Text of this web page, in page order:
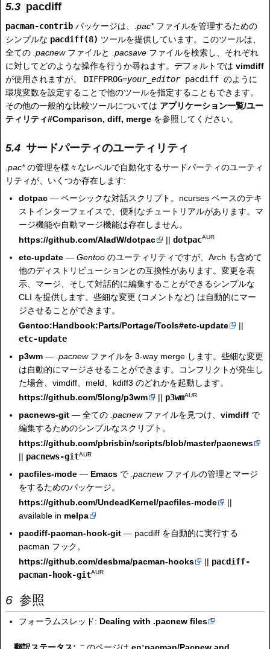
pacdiff
pacman-contrib パッケージは、 .pac*ファイルを管理するための
シンプルな pacdiff(8) ツールを提供しています。このツールは、
全ての .pacnewファイルと .pacsave ファイルを検索し、それぞれ
に対してどのような操作を行うか尋ねます。デフォルトでは vimdiff
が使用されますが、
DIFFPROG=your_editorpacdiff のように
環境変数を設定することで他のツールを指定することもできます。
その他の一般的な比較ツールについては アプリケーション一覧/ユー
ティリティ#Comparison, diff, merge を参照してください。
サードパーティのユーティリティ
.pac*の管理を様々なレベルで自動化するサードパーティのユーティ
リティが、いくつか存在します:
dotpac — ベーシックな対話スクリプト。ncurses ベースのテキ
ストインターフェイスで、便利なチュートリアルがあります。マ
ージ機能や自動マージ機能は存在しません。
https://github.com/AladW/dotpac
||dotpacAUR
etc-update —Gentoo のユーティリティですが、Arch も含めて
他のディストリビューションとの互換性があります。変更を表
示、マージ、そして対話的に編集することができるシンプルな
CLI を提供します。些細な変更 (コメントなど) は自動的にマー
ジさせることができます。
Gentoo:Handbook:Parts/Portage/Tools#etc-update
||
etc-update
p3wm — .pacnewファイルを 3-way merge します。些細な変更
は自動的にマージさせることができます。コンフリクトが発生し
た場合、vimdiff、meld、kdiff3 のどれかを起動します。
https://github.com/5long/p3wm
|| p3wmAUR
pacnews-git — 全ての.pacnewファイルを見つけ、vimdiff で
編集するためのシンプルなスクリプト。
https://github.com/pbrisbin/scripts/blob/master/pacnews
|| pacnews-gitAUR
pacfiles-mode — Emacs で.pacnewファイルの管理とマージ
をするためのパッケージ。
https://github.com/UndeadKernel/pacfiles-mode
||
available in melpa
pacdiff-pacman-hook-git — pacdiff を自動的に実行する
pacman フック。
https://github.com/desbma/pacman-hooks
|| pacdiff-
pacman-hook-gitAUR
参照
フォーラムスレッド: Dealing with .pacnew files